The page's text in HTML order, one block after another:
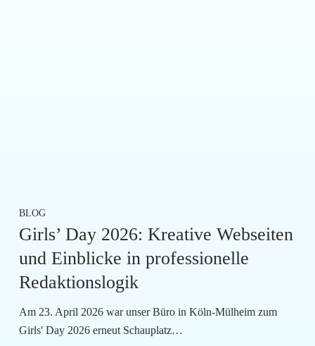
BLOG
Girls’ Day 2026: Kreative Webseiten
und Einblicke in professionelle
Redaktionslogik
Am 23. April 2026 war unser Büro in Köln-Mülheim zum
Girls' Day 2026 erneut Schauplatz…